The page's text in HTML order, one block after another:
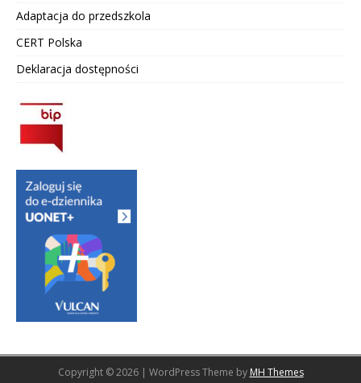
Adaptacja do przedszkola
CERT Polska
Deklaracja dostępności
Copyright © 2026 | WordPress Theme by MH Themes